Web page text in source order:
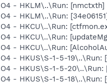
O4 - HKLM\..\Run:
O4 - HKLM\..\Run:
O4 - HKCU\..\Run:
O4 - HKCU\..\Run:
O4 - HKCU\..\Run:
O4 - HKUS\S-1-5-19\..\Run:
O4 - HKUS\S-1-5-20\..\Run:
O4 - HKUS\S-1-5-18\..\Run: